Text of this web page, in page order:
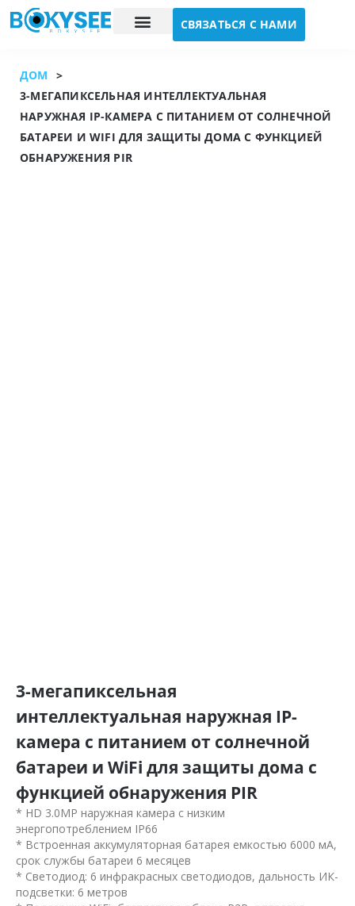
СВЯЗАТЬСЯ С НАМИ
ДОМ
>
3-МЕГАПИКСЕЛЬНАЯ ИНТЕЛЛЕКТУАЛЬНАЯ
НАРУЖНАЯ IP-КАМЕРА С ПИТАНИЕМ ОТ СОЛНЕЧНОЙ
БАТАРЕИ И WIFI ДЛЯ ЗАЩИТЫ ДОМА С ФУНКЦИЕЙ
ОБНАРУЖЕНИЯ PIR
3-мегапиксельная
интеллектуальная наружная IP-
камера с питанием от солнечной
батареи и WiFi для защиты дома с
функцией обнаружения PIR
* HD 3.0MP наружная камера с низким
энергопотреблением IP66
* Встроенная аккумуляторная батарея емкостью 6000 мА,
срок службы батареи 6 месяцев
* Светодиод: 6 инфракрасных светодиодов, дальность ИК-
подсветки: 6 метров